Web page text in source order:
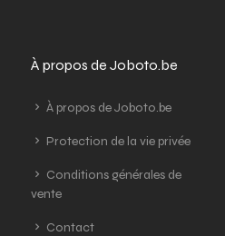
À propos de Joboto.be
À propos de Joboto.be
Protection de la vie privée
Conditions générales de
vente
Contact